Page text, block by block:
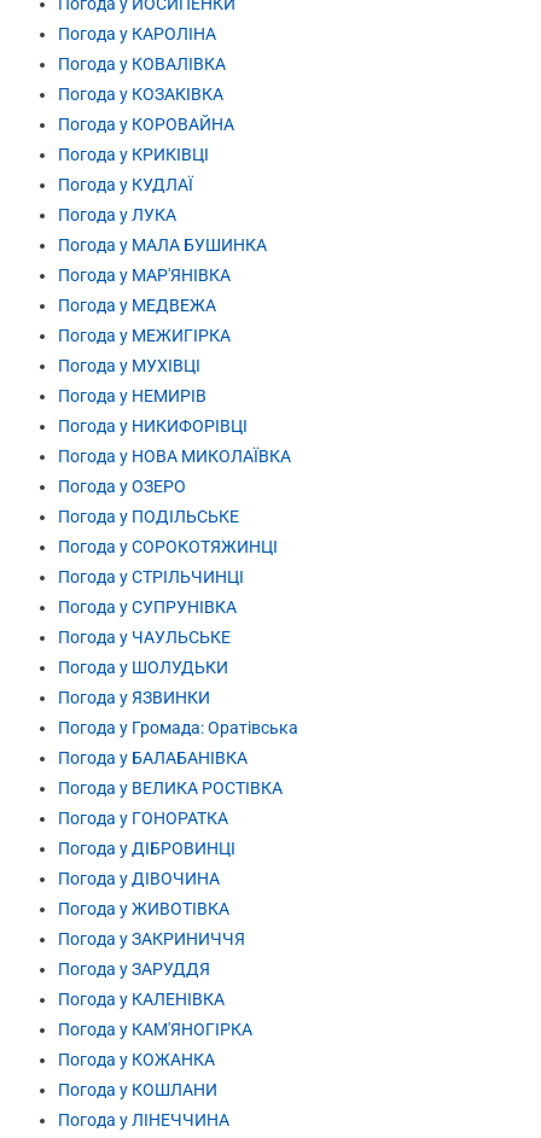
Погода у КАРОЛІНА
Погода у КОВАЛІВКА
Погода у КОЗАКІВКА
Погода у КОРОВАЙНА
Погода у КРИКІВЦІ
Погода у КУДЛАЇ
Погода у ЛУКА
Погода у МАЛА БУШИНКА
Погода у МАР'ЯНІВКА
Погода у МЕДВЕЖА
Погода у МЕЖИГІРКА
Погода у МУХІВЦІ
Погода у НЕМИРІВ
Погода у НИКИФОРІВЦІ
Погода у НОВА МИКОЛАЇВКА
Погода у ОЗЕРО
Погода у ПОДІЛЬСЬКЕ
Погода у СОРОКОТЯЖИНЦІ
Погода у СТРІЛЬЧИНЦІ
Погода у СУПРУНІВКА
Погода у ЧАУЛЬСЬКЕ
Погода у ШОЛУДЬКИ
Погода у ЯЗВИНКИ
Погода у Громада: Оратівська
Погода у БАЛАБАНІВКА
Погода у ВЕЛИКА РОСТІВКА
Погода у ГОНОРАТКА
Погода у ДІБРОВИНЦІ
Погода у ДІВОЧИНА
Погода у ЖИВОТІВКА
Погода у ЗАКРИНИЧЧЯ
Погода у ЗАРУДДЯ
Погода у КАЛЕНІВКА
Погода у КАМ'ЯНОГІРКА
Погода у КОЖАНКА
Погода у КОШЛАНИ
Погода у ЛІНЕЧЧИНА